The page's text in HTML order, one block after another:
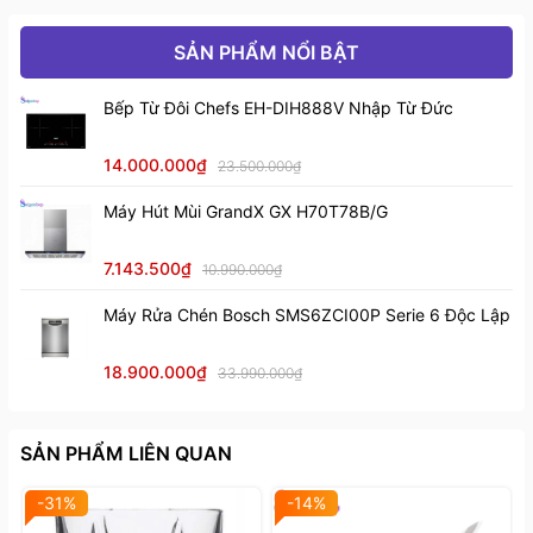
lượng thép tuyệt hảo sẽ mang đến cho bạn cảm giác
chắc chắn, an toàn và giúp chế biến các món ăn rất
nhanh chóng. Điểm đặc biệt của dao phi lê Fissler
Perfection 16cm là lưỡi dao đàn hồi giúp bạn dễ dàng
lóc xương và da của cá một cách nhanh chóng và
SẢN PHẨM NỔI BẬT
Bếp Từ Đôi Chefs EH-DIH888V Nhập Từ Đức
14.000.000₫ 23.500.000₫
Máy Hút Mùi GrandX GX H70T78B/G
7.143.500₫ 10.990.000₫
Máy Rửa Chén Bosch SMS6ZCI00P Serie 6 Độc Lập
18.900.000₫ 33.990.000₫
SẢN PHẨM LIÊN QUAN
-31% -14%